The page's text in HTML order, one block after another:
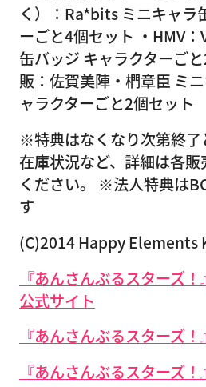
く）：Ra*bits ミニキャラ
ーごと4個セット ・HMV
缶バッジ キャラクターご
販：佐賀美陣・椚章臣 ミ
ャラクターごと2個セット
※特典はなくなり次第終了
在庫状況など、詳細は各
ください。 ※法人特典は
す
(C)2014 Happy Elements
『あんさんぶるスターズ
公式サイト
『あんさんぶるスターズ
『あんさんぶるスターズ